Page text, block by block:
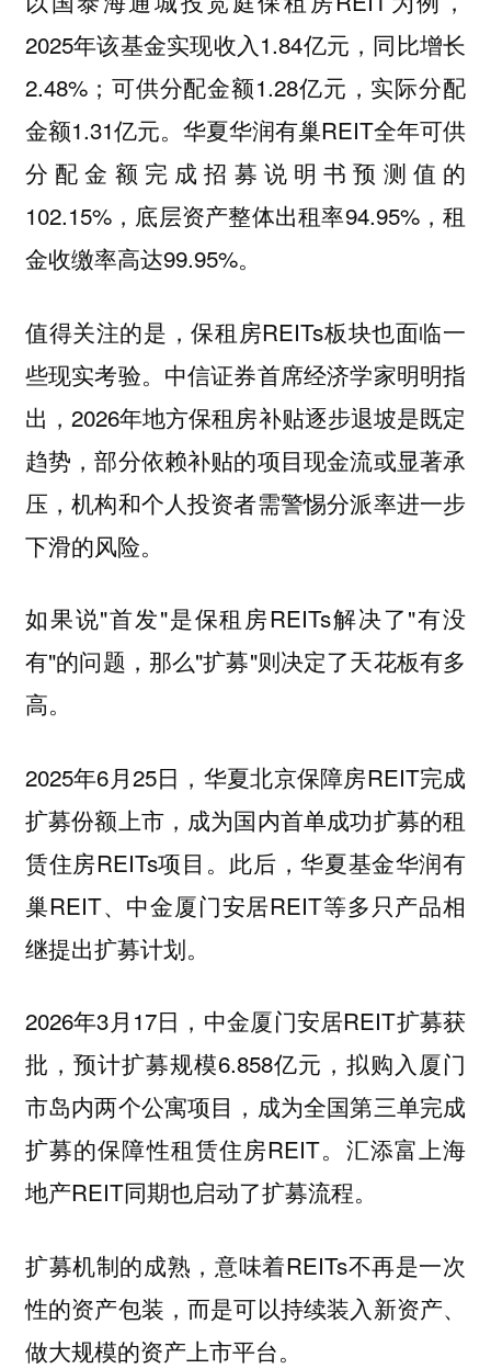
2025年该基金实现收入1.84亿元，同比增长
2.48%；可供分配金额1.28亿元，实际分配
金额1.31亿元。华夏华润有巢REIT全年可供
分配金额完成招募说明书预测值的
102.15%，底层资产整体出租率94.95%，租
金收缴率高达99.95%。
值得关注的是，保租房REITs板块也面临一
些现实考验。中信证券首席经济学家明明指
出，2026年地方保租房补贴逐步退坡是既定
趋势，部分依赖补贴的项目现金流或显著承
压，机构和个人投资者需警惕分派率进一步
下滑的风险。
如果说"首发"是保租房REITs解决了"有没
有"的问题，那么"扩募"则决定了天花板有多
高。
2025年6月25日，华夏北京保障房REIT完成
扩募份额上市，成为国内首单成功扩募的租
赁住房REITs项目。此后，华夏基金华润有
巢REIT、中金厦门安居REIT等多只产品相
继提出扩募计划。
2026年3月17日，中金厦门安居REIT扩募获
批，预计扩募规模6.858亿元，拟购入厦门
市岛内两个公寓项目，成为全国第三单完成
扩募的保障性租赁住房REIT。汇添富上海
地产REIT同期也启动了扩募流程。
扩募机制的成熟，意味着REITs不再是一次
性的资产包装，而是可以持续装入新资产、
做大规模的资产上市平台。